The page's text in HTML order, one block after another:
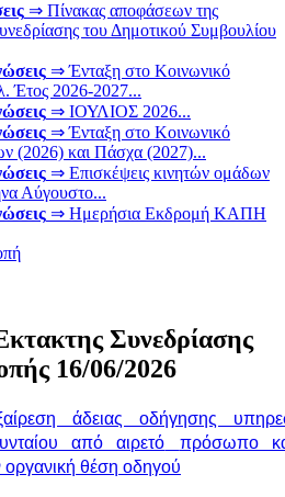
⇒ Πίνακας αποφάσεων της
του Δημοτικού Συμβουλίου
⇒ Ένταξη στο Κοινωνικό
Έτος 2026-2027...
⇒ ΙΟΥΛΙΟΣ 2026...
⇒ Ένταξη στο Κοινωνικό
(2026) και Πάσχα (2027)...
⇒ Επισκέψεις κινητών ομάδων
Αύγουστο...
⇒ Ημερήσια Εκδρομή ΚΑΠΗ
Συνεδρίασης
16/06/2026
άδειας οδήγησης
από αιρετό
πρόσωπο
θέση οδηγού